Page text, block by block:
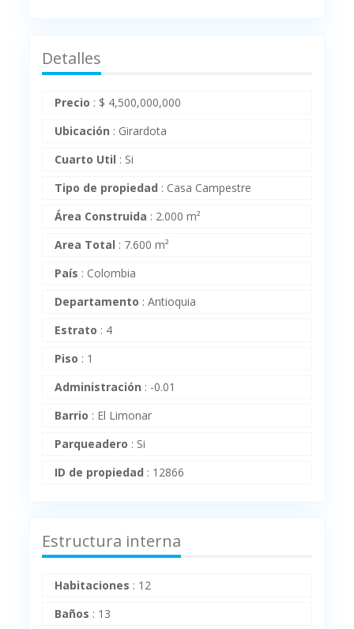
Detalles
Precio : $ 4,500,000,000
Ubicación : Girardota
Cuarto Util : Si
Tipo de propiedad : Casa Campestre
Área Construida : 2.000 m²
Area Total : 7.600 m²
País : Colombia
Departamento :Antioquia
Estrato : 4
Piso : 1
Administración : -0.01
Barrio : El Limonar
Parqueadero : Si
ID de propiedad : 12866
Estructura interna
Habitaciones : 12
Baños : 13